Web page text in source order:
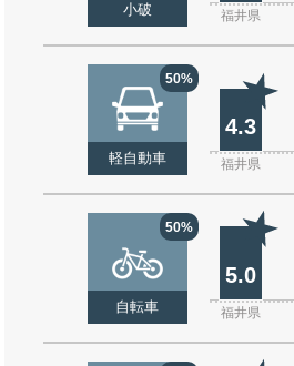
小破 福井県
50%
軽自動車
4.3
福井県
50%
自転車
5.0
福井県